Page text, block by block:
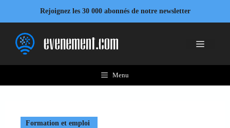
contenu
Rejoignez les 30 000 abonnés de notre newsletter
Menu
Menu
Formation et emploi